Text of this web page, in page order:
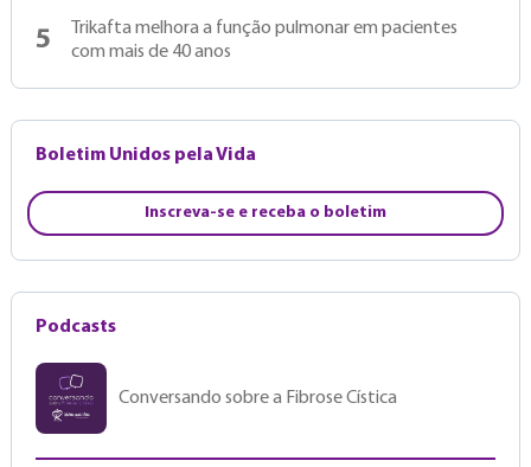
5
Trikafta melhora a função pulmonar em pacientes
com mais de 40 anos
Boletim Unidos pela Vida
Inscreva-se e receba o boletim
Podcasts
Conversando sobre a Fibrose Cística